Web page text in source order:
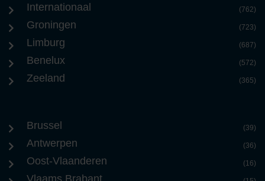
Internationaal (762)
Groningen (723)
Limburg (687)
Benelux (572)
Zeeland (365)
Brussel (39)
Antwerpen (36)
Oost-Vlaanderen (16)
Vlaams Brabant